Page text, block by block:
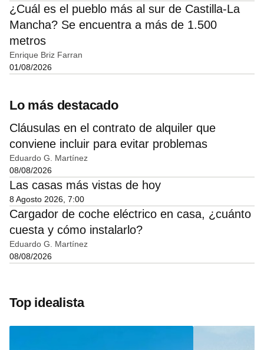
¿Cuál es el pueblo más al sur de Castilla-La
Mancha? Se encuentra a más de 1.500
metros
Enrique Briz Farran
01/08/2026
Lo más destacado
Cláusulas en el contrato de alquiler que
conviene incluir para evitar problemas
Eduardo G. Martínez
08/08/2026
Las casas más vistas de hoy
8 Agosto 2026, 7:00
Cargador de coche eléctrico en casa, ¿cuánto
cuesta y cómo instalarlo?
Eduardo G. Martínez
08/08/2026
Top idealista